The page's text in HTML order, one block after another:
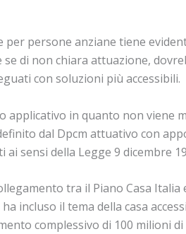
persone anziane tiene
di non chiara attuazione,
con soluzioni più accessibili.
applicativo in quanto non viene
dal Dpcm attuativo con
sensi della Legge 9 dicembre
tra il Piano Casa
incluso il tema della casa
complessivo di 100 milioni